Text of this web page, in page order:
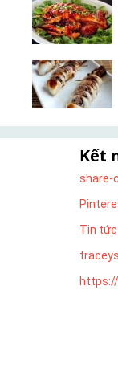
Kết
share-
Tin tức